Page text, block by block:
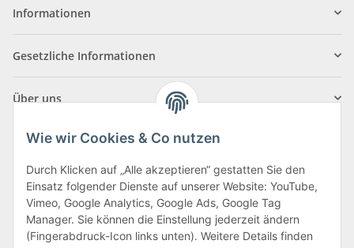
Informationen
Gesetzliche Informationen
Über uns
Klagenfurter Straße 29
9556 Liebenfels
Wie wir Cookies & Co nutzen
Durch Klicken auf „Alle akzeptieren“ gestatten Sie den
Einsatz folgender Dienste auf unserer Website: YouTube,
Vimeo, Google Analytics, Google Ads, Google Tag
Manager. Sie können die Einstellung jederzeit ändern
(Fingerabdruck-Icon links unten). Weitere Details finden